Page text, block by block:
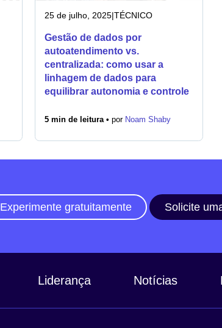
25 de julho, 2025|TÉCNICO
Gestão de dados por
autoatendimento vs.
centralizada: como usar a
linhagem de dados para
equilibrar autonomia e controle
5 min de leitura • por Noam Shaby
Experimente gratuitamente Solicite
Liderança Notícias